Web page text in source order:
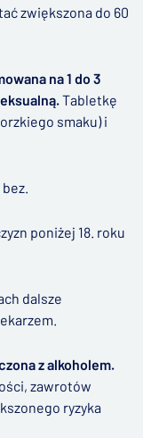
zwiększona do 60
na 1 do 3
Tabletkę
smaku) i
poniżej 18. roku
dalsze
z alkoholem.
zawrotów
ryzyka